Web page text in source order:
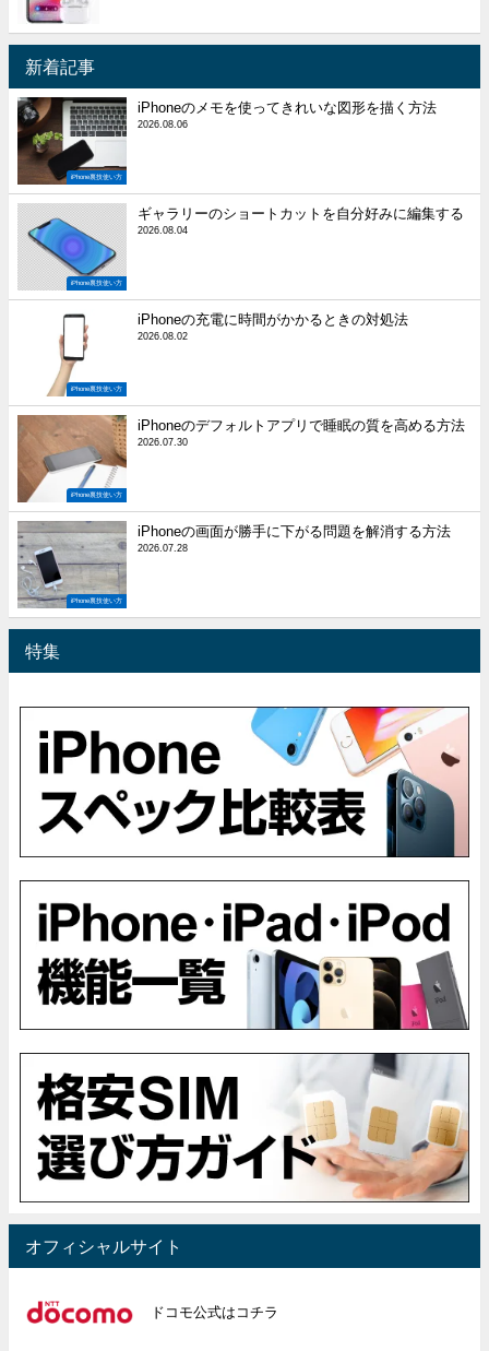
新着記事
iPhone裏技使い方
iPhoneのメモを使ってきれいな図形を描く方法
2026.08.06
iPhone裏技使い方
ギャラリーのショートカットを自分好みに編集する
2026.08.04
iPhone裏技使い方
iPhoneの充電に時間がかかるときの対処法
2026.08.02
iPhone裏技使い方
iPhoneのデフォルトアプリで睡眠の質を高める方法
2026.07.30
iPhone裏技使い方
iPhoneの画面が勝手に下がる問題を解消する方法
2026.07.28
特集
オフィシャルサイト
ドコモ公式はコチラ